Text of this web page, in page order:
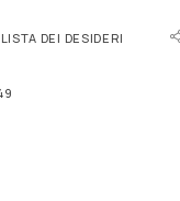
DEI DESIDERI